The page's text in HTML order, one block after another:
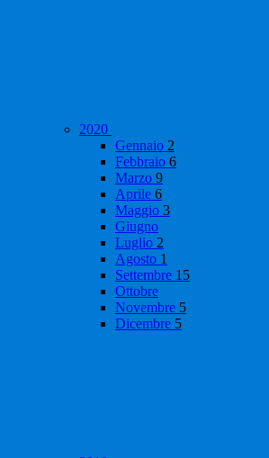
2020
Gennaio 2
Febbraio 6
Marzo 9
Aprile 6
Maggio 3
Giugno
Luglio 2
Agosto 1
Settembre 15
Ottobre
Novembre 5
Dicembre 5